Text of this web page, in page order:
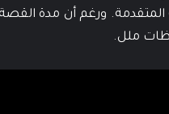
ورغم أن مدة
ملل.